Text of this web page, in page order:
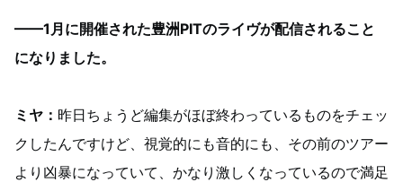
——1月に開催された豊洲PITのライヴが配信されること
になりました。
ミヤ： 昨日ちょうど編集がほぼ終わっているものをチェッ
クしたんですけど、視覚的にも音的にも、その前のツアー
より凶暴になっていて、かなり激しくなっているので満足